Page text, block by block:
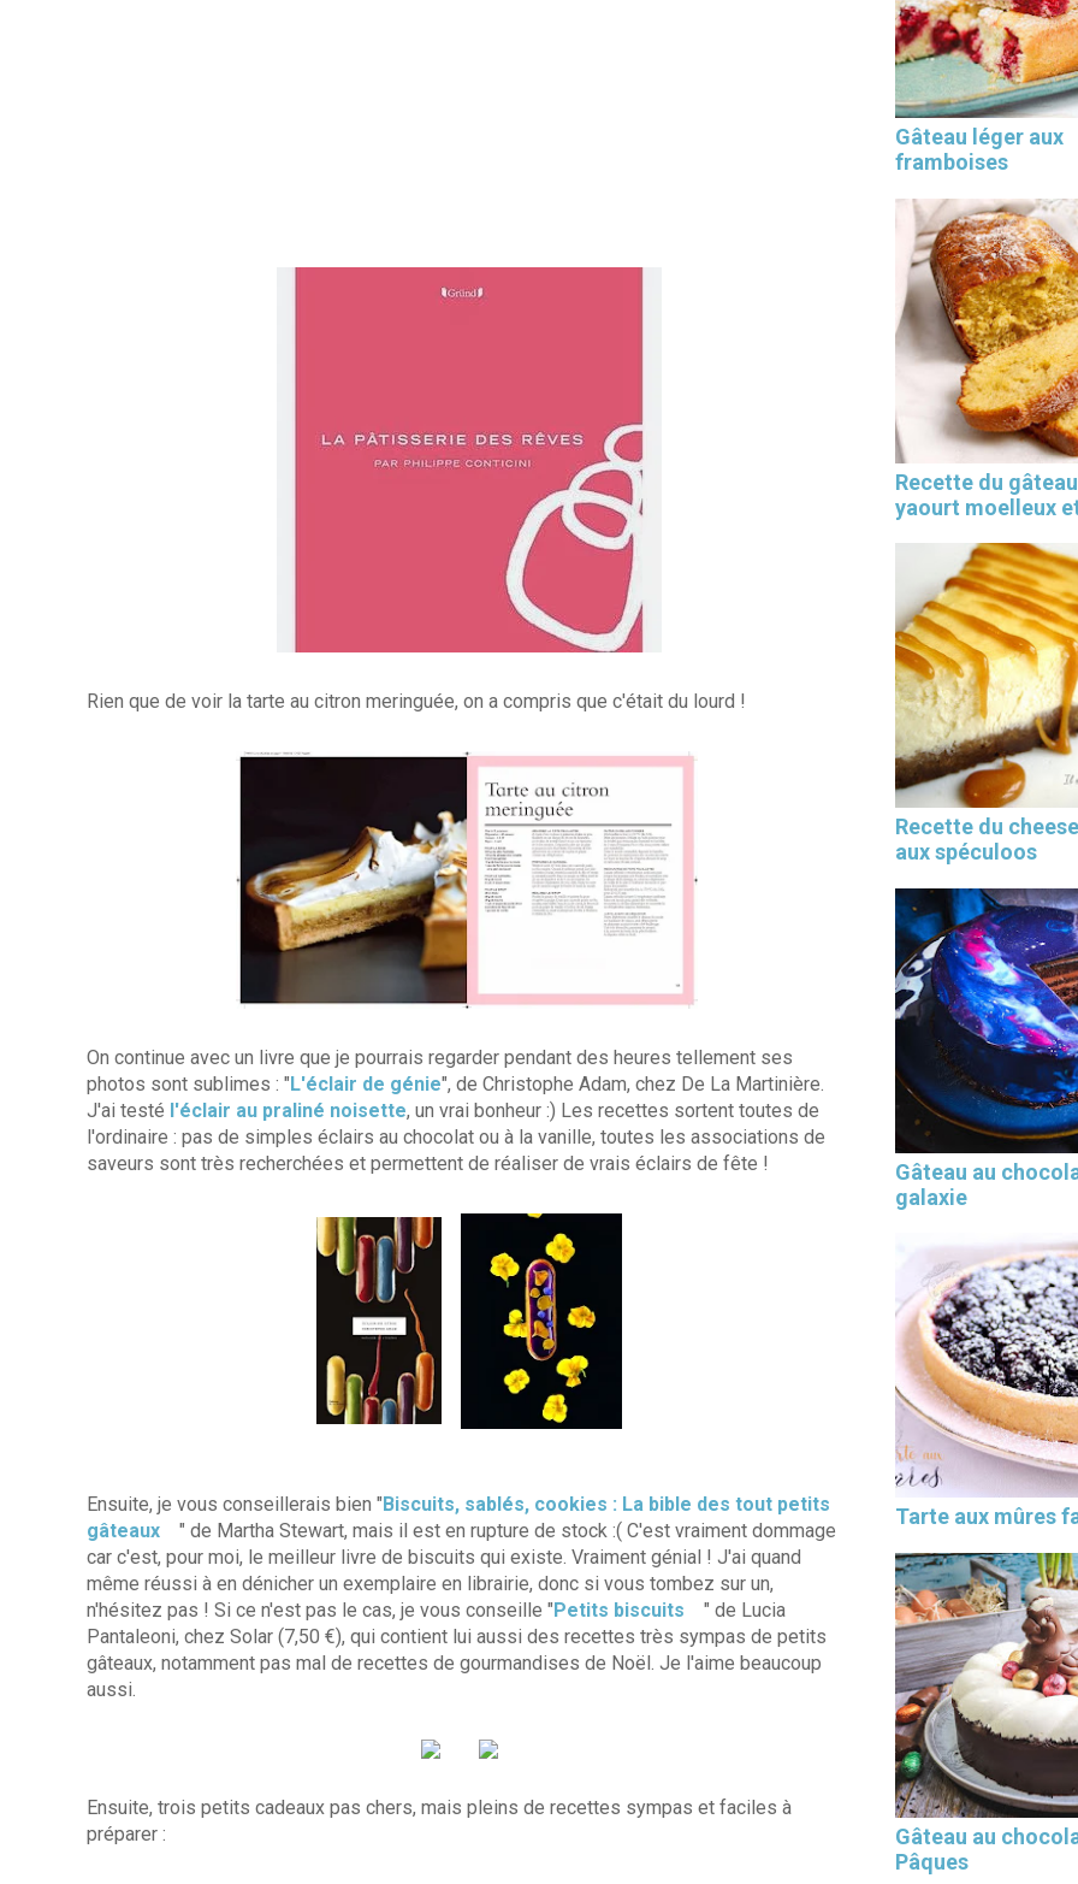
Rien que de voir la tarte au citron meringuée, on a compris que c'était du lourd !
On continue avec un livre que je pourrais regarder pendant des heures tellement ses
photos sont sublimes : "L'éclair de génie", de Christophe Adam, chez De La Martinière.
J'ai testé l'éclair au praliné noisette, un vrai bonheur :) Les recettes sortent toutes de
l'ordinaire : pas de simples éclairs au chocolat ou à la vanille, toutes les associations de
saveurs sont très recherchées et permettent de réaliser de vrais éclairs de fête !
Ensuite, je vous conseillerais bien "Biscuits, sablés, cookies : La bible des tout petits
gâteaux
" de Martha Stewart, mais il est en rupture de stock :( C'est vraiment dommage
car c'est, pour moi, le meilleur livre de biscuits qui existe. Vraiment génial ! J'ai quand
même réussi à en dénicher un exemplaire en librairie, donc si vous tombez sur un,
n'hésitez pas ! Si ce n'est pas le cas, je vous conseille "Petits biscuits
" de Lucia
Pantaleoni, chez Solar (7,50 €), qui contient lui aussi des recettes très sympas de petits
gâteaux, notamment pas mal de recettes de gourmandises de Noël. Je l'aime beaucoup
aussi.
Ensuite, trois petits cadeaux pas chers, mais pleins de recettes sympas et faciles à
préparer :
Gâteau léger aux
framboises
Recette du
yaourt moelleux
Recette du
aux spéculoos
Gâteau au
galaxie
Tarte aux mûres
Gâteau au
Pâques